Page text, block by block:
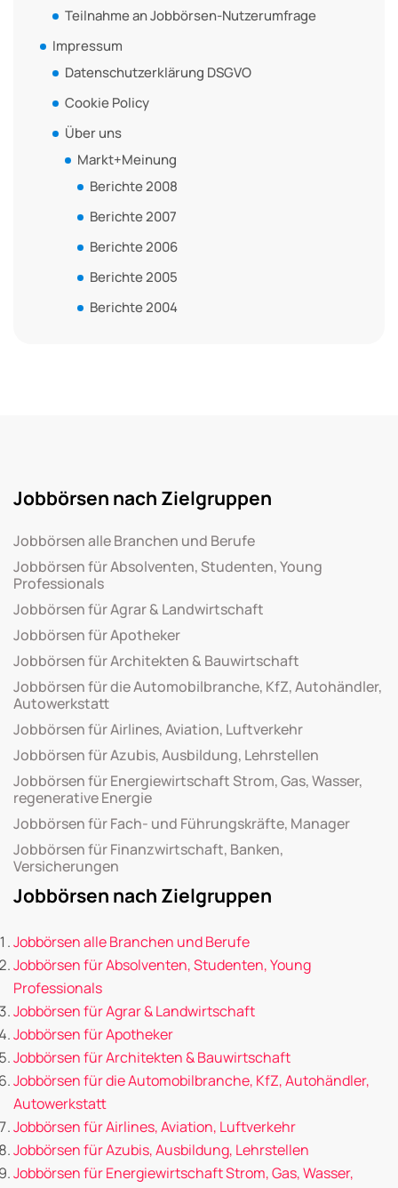
Teilnahme an Jobbörsen-Nutzerumfrage
Impressum
Datenschutzerklärung DSGVO
Cookie Policy
Über uns
Markt+Meinung
Berichte 2008
Berichte 2007
Berichte 2006
Berichte 2005
Berichte 2004
Jobbörsen nach Zielgruppen
Jobbörsen alle Branchen und Berufe
Jobbörsen für Absolventen, Studenten, Young
Professionals
Jobbörsen für Agrar & Landwirtschaft
Jobbörsen für Apotheker
Jobbörsen für Architekten & Bauwirtschaft
Jobbörsen für die Automobilbranche, KfZ, Autohändler,
Autowerkstatt
Jobbörsen für Airlines, Aviation, Luftverkehr
Jobbörsen für Azubis, Ausbildung, Lehrstellen
Jobbörsen für Energiewirtschaft Strom, Gas, Wasser,
regenerative Energie
Jobbörsen für Fach- und Führungskräfte, Manager
Jobbörsen für Finanzwirtschaft, Banken,
Versicherungen
Jobbörsen nach Zielgruppen
Jobbörsen alle Branchen und Berufe
Jobbörsen für Absolventen, Studenten, Young
Professionals
Jobbörsen für Agrar & Landwirtschaft
Jobbörsen für Apotheker
Jobbörsen für Architekten & Bauwirtschaft
Jobbörsen für die Automobilbranche, KfZ, Autohändler,
Autowerkstatt
Jobbörsen für Airlines, Aviation, Luftverkehr
Jobbörsen für Azubis, Ausbildung, Lehrstellen
Jobbörsen für Energiewirtschaft Strom, Gas, Wasser,